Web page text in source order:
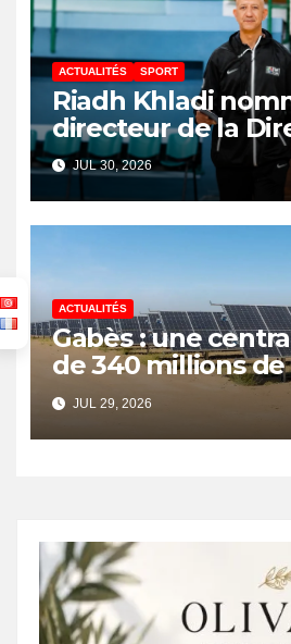
ACTUALITÉS SPORT
Riadh Khladi
directeur de la
Nationale de
JUL 30, 2026
ACTUALITÉS
Gabès : une
de 340 millions
pour renforcer la
énergétique et
emplois
JUL 29, 2026